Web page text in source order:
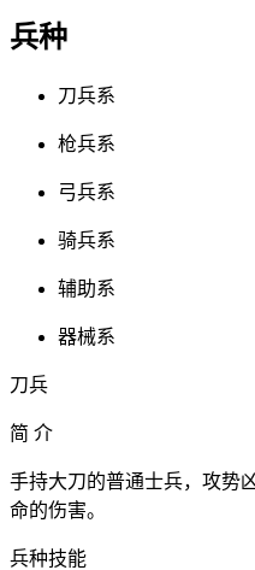
兵种
刀兵系
枪兵系
弓兵系
骑兵系
辅助系
器械系
刀兵
简 介
手持大刀的普通士兵，攻势
命的伤害。
兵种技能